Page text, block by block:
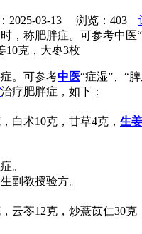
2025-03-13 浏览： 403
，称肥胖症。可参考中
10克，大枣3枚
。可参考中医“症湿”、“
治疗肥胖症，如下：
白术10克，甘草4克， 生姜
。
副教授验方。
云苓12克，炒薏苡仁30